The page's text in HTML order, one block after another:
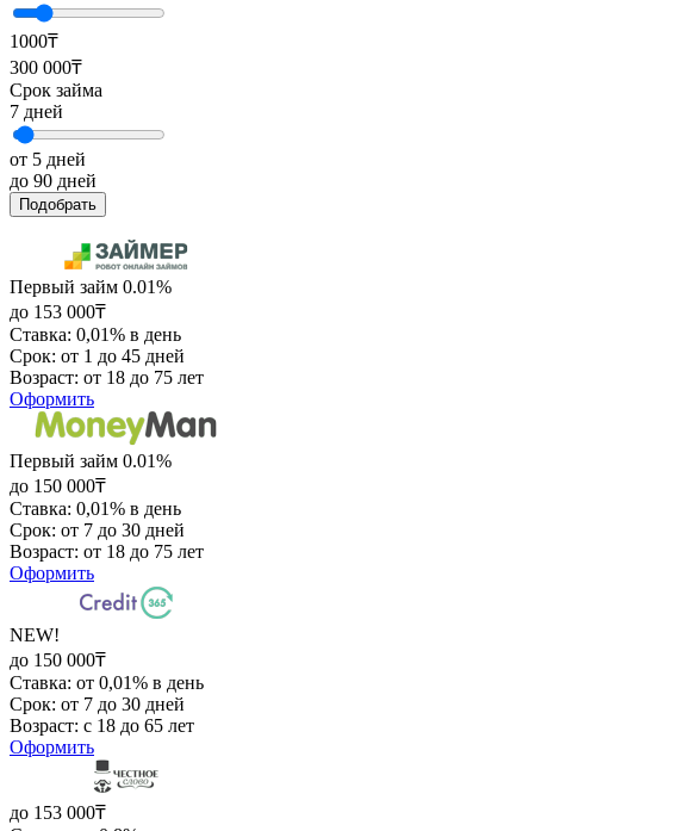
1000₸
300 000₸
Срок займа
7 дней
от 5 дней
до 90 дней
Подобрать
Первый займ 0.01%
до 153 000₸
Ставка: 0,01% в день
Срок: от 1 до 45 дней
Возраст: от 18 до 75 лет
Оформить
Первый займ 0.01%
до 150 000₸
Ставка: 0,01% в день
Срок: от 7 до 30 дней
Возраст: от 18 до 75 лет
Оформить
NEW!
до 150 000₸
Ставка: от 0,01% в день
Срок: от 7 до 30 дней
Возраст: с 18 до 65 лет
Оформить
до 153 000₸